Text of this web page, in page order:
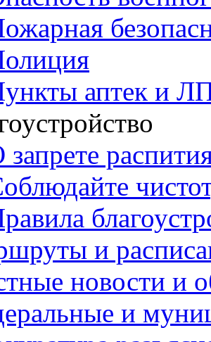
аптек и
запрете
и
новости и
и